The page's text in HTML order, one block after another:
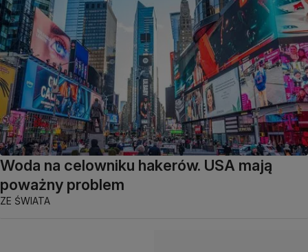
Woda na celowniku hakerów. USA mają
poważny problem
ZE ŚWIATA